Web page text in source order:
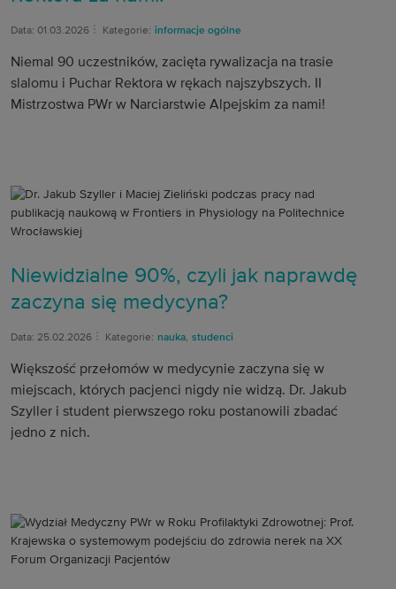
Data: 01.03.2026 Kategorie: informacje ogólne
Niemal 90 uczestników, zacięta rywalizacja na trasie
slalomu i Puchar Rektora w rękach najszybszych. II
Mistrzostwa PWr w Narciarstwie Alpejskim za nami!
Niewidzialne 90%, czyli jak naprawdę
zaczyna się medycyna?
Data: 25.02.2026 Kategorie: nauka, studenci
Większość przełomów w medycynie zaczyna się w
miejscach, których pacjenci nigdy nie widzą. Dr. Jakub
Szyller i student pierwszego roku postanowili zbadać
jedno z nich.